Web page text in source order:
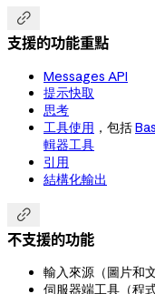

支援的功能重點
Messages API
提示快取
思考
工具使用 ，包括
輯器工具
引用
結構化輸出

不支援的功能
輸入來源（圖片和
伺服器端工具（程